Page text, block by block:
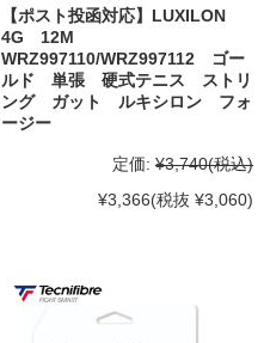
【ポスト投函対応】LUXILON
4G 12M
WRZ997110/WRZ997112 ゴー
ルド 単張 硬式テニス ストリ
ング ガット ルキシロン フォ
ージー
定価: ¥3,740(税込)
¥3,366(税抜 ¥3,060)